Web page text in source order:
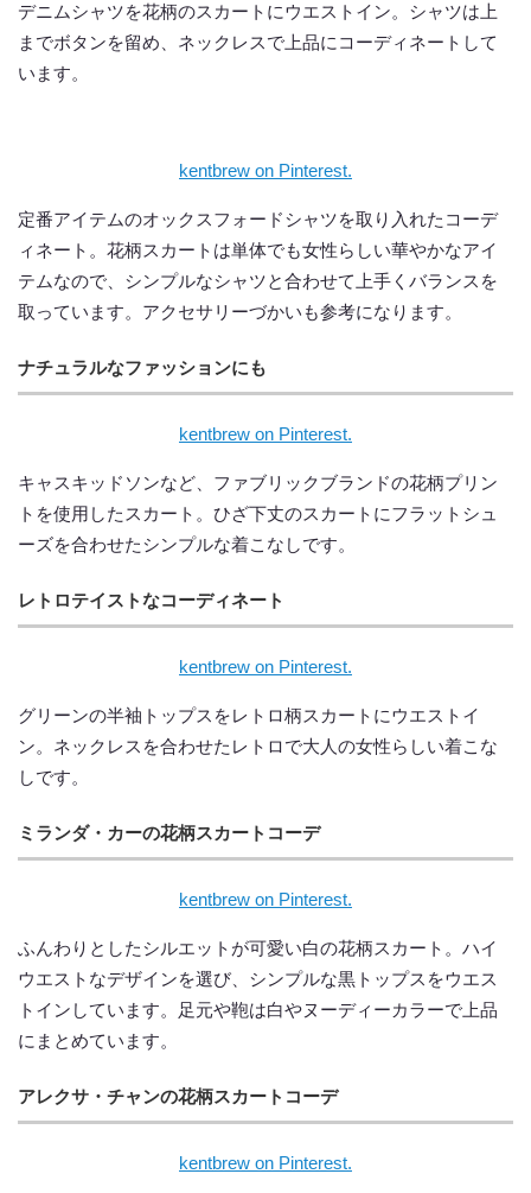
デニムシャツを花柄のスカートにウエストイン。シャツは上
までボタンを留め、ネックレスで上品にコーディネートして
います。
kentbrew on Pinterest.
定番アイテムのオックスフォードシャツを取り入れたコーデ
ィネート。花柄スカートは単体でも女性らしい華やかなアイ
テムなので、シンプルなシャツと合わせて上手くバランスを
取っています。アクセサリーづかいも参考になります。
ナチュラルなファッションにも
kentbrew on Pinterest.
キャスキッドソンなど、ファブリックブランドの花柄プリン
トを使用したスカート。ひざ下丈のスカートにフラットシュ
ーズを合わせたシンプルな着こなしです。
レトロテイストなコーディネート
kentbrew on Pinterest.
グリーンの半袖トップスをレトロ柄スカートにウエストイ
ン。ネックレスを合わせたレトロで大人の女性らしい着こな
しです。
ミランダ・カーの花柄スカートコーデ
kentbrew on Pinterest.
ふんわりとしたシルエットが可愛い白の花柄スカート。ハイ
ウエストなデザインを選び、シンプルな黒トップスをウエス
トインしています。足元や鞄は白やヌーディーカラーで上品
にまとめています。
アレクサ・チャンの花柄スカートコーデ
kentbrew on Pinterest.